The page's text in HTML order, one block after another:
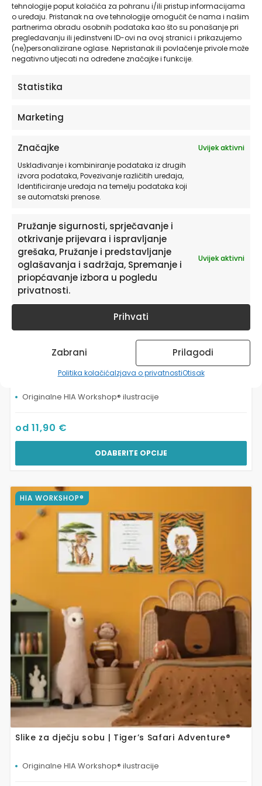
tehnologije poput kolačića za pohranu i/ili pristup informacijama
o uređaju. Pristanak na ove tehnologije omogućit će nama i našim
partnerima obradu osobnih podataka kao što su ponašanje pri
pregledavanju ili jedinstveni ID-ovi na ovoj stranici i prikazujemo
(ne)personalizirane oglase. Nepristanak ili povlačenje privole može
negativno utjecati na određene značajke i funkcije.
Statistika
Marketing
Značajke
Uvijek aktivni
Usklađivanje i kombiniranje podataka iz drugih
izvora podataka, Povezivanje različitih uređaja,
Identificiranje uređaja na temelju podataka koji
se automatski prenose.
Pružanje sigurnosti, sprječavanje i
otkrivanje prijevara i ispravljanje
grešaka, Pružanje i predstavljanje
oglašavanja i sadržaja, Spremanje i
priopćavanje izbora u pogledu
privatnosti.
Uvijek aktivni
Prihvati
Zabrani Prilagodi
Politika kolačićaIzjava o privatnostiOtisak
Originalne HIA Workshop® ilustracije
od11,90€
Slike za dječju sobu | Lion’s Safari Adventure®
Originalne HIA Workshop® ilustracije
od11,90 €
ODABERITE OPCIJE
ima
više
varijanti.
Opcije
se
odabrati
na
stranici
proizvoda
Slike za dječju sobu | Tiger’s Safari Adventure®
HIA WORKSHOP®
Originalne HIA Workshop® ilustracije
Ovaj
proizvod
više
odabrati
na
stranici
proizvoda